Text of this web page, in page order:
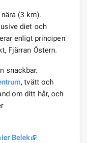
(3 km).
diet och
enligt principen
Fjärran Östern.
snackbar.
, tvätt och
om ditt hår, och
Belek